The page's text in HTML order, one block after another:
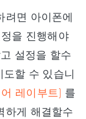
려면 아이폰에
을 진행해야
설정을 할수
할 수 있습니
레이부트) 를
하게 해결할수